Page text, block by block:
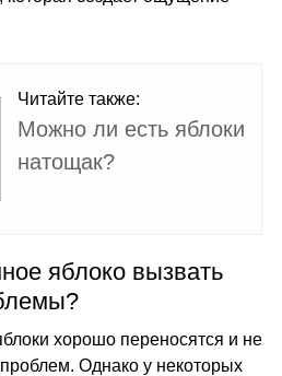
Читайте также:
Можно ли есть яблоки
натощак?
яблоко вызвать
хорошо переносятся и не
Однако у некоторых